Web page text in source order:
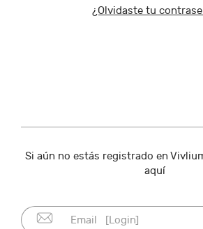
¿Olvidaste tu
Si aún no estás registrado en
aquí